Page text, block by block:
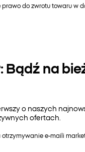
prawo do zwrotu towaru w
Bądź na
o naszych
ofertach.
e-maili